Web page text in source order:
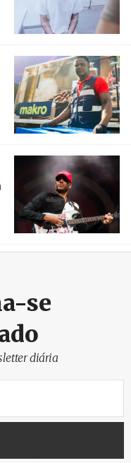
se
diária